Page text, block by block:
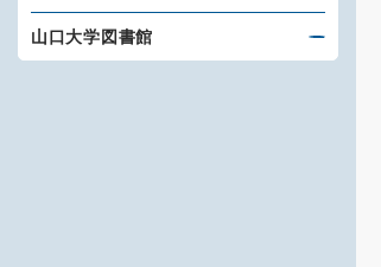
山口大学図書館